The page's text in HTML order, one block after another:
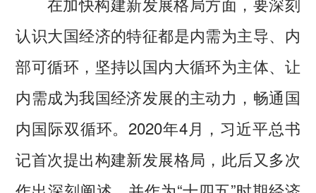
认识大国经济的特征都是内需为主导、内
部可循环，坚持以国内大循环为主体、让
内需成为我国经济发展的主动力，畅通国
内国际双循环。2020年4月，习近平总书
记首次提出构建新发展格局，此后又多次